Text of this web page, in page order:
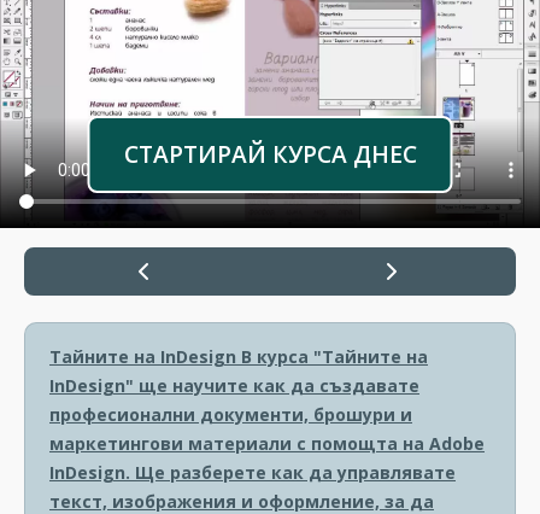
СТАРТИРАЙ КУРСА ДНЕС
Тайните на InDesign В курса "Тайните на
InDesign" ще научите как да създавате
професионални документи, брошури и
маркетингови материали с помощта на Adobe
InDesign. Ще разберете как да управлявате
текст, изображения и оформление, за да